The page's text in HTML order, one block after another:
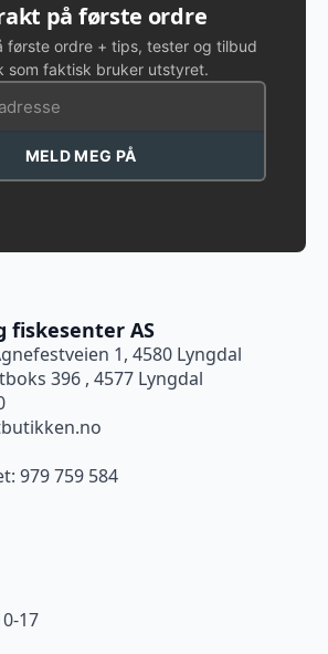
på første ordre
første ordre + tips, tester og tilbud
som faktisk bruker utstyret.
MELD MEG PÅ
fiskesenter AS
1, 4580 Lyngdal
396 , 4577 Lyngdal
979 759 584
17